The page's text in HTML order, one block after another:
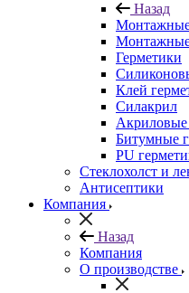
Назад
Герметики
Клей
Силакрил
Акриловые
Битумные
PU
Стеклохолст и
Антисептики
Компания
Назад
Компания
О производстве